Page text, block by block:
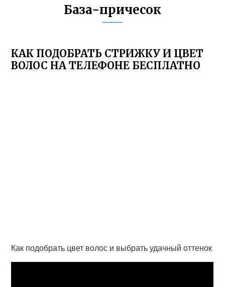
База-причесок
КАК ПОДОБРАТЬ СТРИЖКУ И ЦВЕТ
ВОЛОС НА ТЕЛЕФОНЕ БЕСПЛАТНО
Как подобрать цвет волос и выбрать удачный оттенок